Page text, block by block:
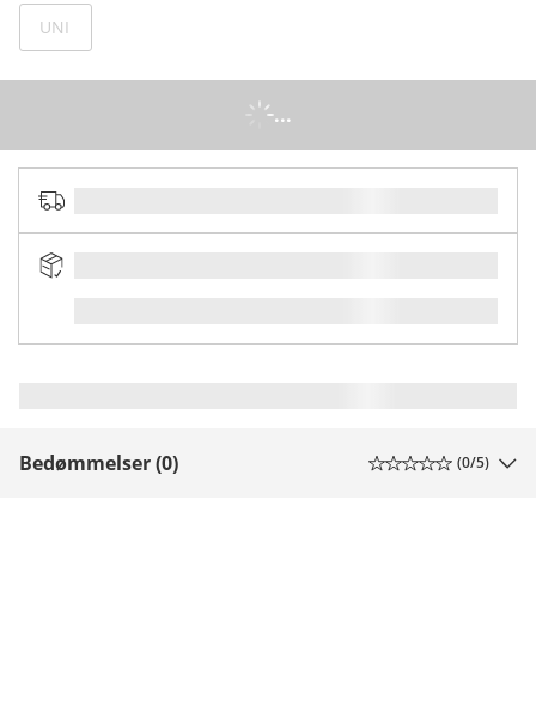
UNI
...
Bedømmelser (0) (0/5)